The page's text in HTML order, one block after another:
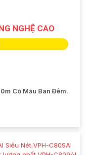
NGHỆ CAO
Có Màu Ban Ðêm.